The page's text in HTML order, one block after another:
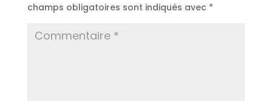
champs obligatoires sont indiqués avec *